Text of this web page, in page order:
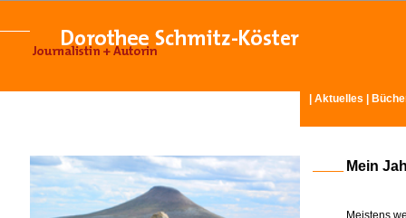
Aktuelles
Mein
Meistens